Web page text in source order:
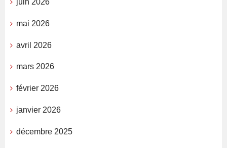
juin 2026
mai 2026
avril 2026
mars 2026
février 2026
janvier 2026
décembre 2025